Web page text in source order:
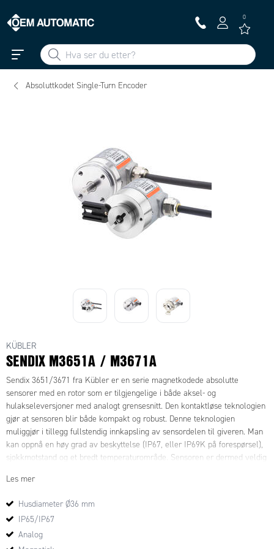
0
Absoluttkodet Single-Turn Encoder
KÜBLER
SENDIX M3651A / M3671A
Sendix 3651/3671 fra Kübler er en serie magnetkodede absolutte
sensorer med en rotor som er tilgjengelige i både aksel- og
hulakseleversjoner med analogt grensesnitt. Den kontaktløse teknologien
gjør at sensoren blir både kompakt og robust. Denne teknologien
muliggjør i tillegg fullstendig innkapsling av sensordelen til giveren. Man
kan oppnå en høy grad av beskyttelse (IP67, eller IP69K på forespørsel),
sjokkmotstand og et bredt temperaturområde. Sensoren er dermed veldig
forekomme, for eksempel i mobile applikasjoner med skiftende forhold.
3651 / 3671 er også tilgjengelig i en versjon som er motstandsdyktig mot
saltvann.
Les mer
Husdiameter Ø36 mm
IP65/IP67
Analog